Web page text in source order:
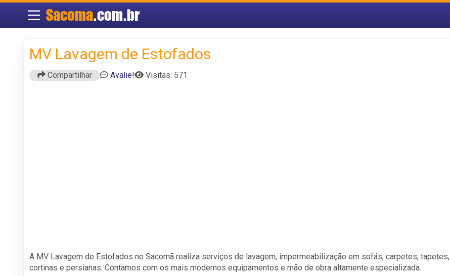
Sacoma.com.br
MV Lavagem de Estofados
Compartilhar Avalie! Visitas: 571
A MV Lavagem de Estofados no Sacomã realiza serviços de lavagem, impermeabilização em sofás, carpetes, tapetes,
cortinas e persianas. Contamos com os mais modernos equipamentos e mão de obra altamente especializada.